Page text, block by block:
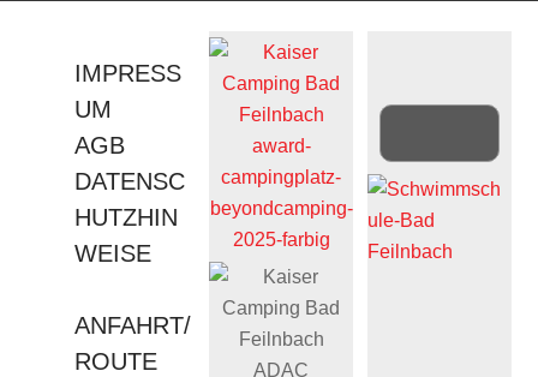
IMPRESS
UM
AGB
DATENSC
HUTZHIN
WEISE
ANFAHRT/
ROUTE